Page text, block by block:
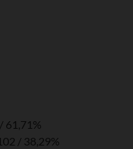
61,71%
/ 38,29%